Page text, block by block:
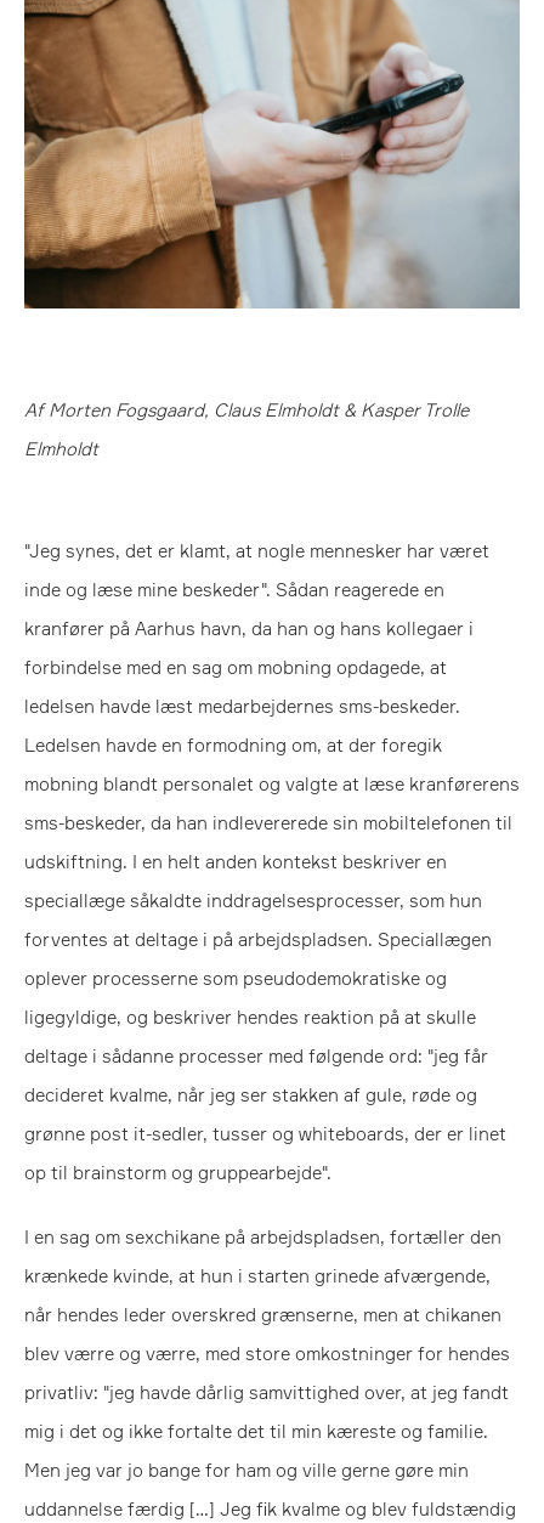
Af Morten Fogsgaard, Claus Elmholdt & Kasper Trolle
Elmholdt
"Jeg synes, det er klamt, at nogle mennesker har været
inde og læse mine beskeder". Sådan reagerede en
kranfører på Aarhus havn, da han og hans kollegaer i
forbindelse med en sag om mobning opdagede, at
ledelsen havde læst medarbejdernes sms-beskeder.
Ledelsen havde en formodning om, at der foregik
mobning blandt personalet og valgte at læse kranførerens
sms-beskeder, da han indlevererede sin mobiltelefonen til
udskiftning. I en helt anden kontekst beskriver en
speciallæge såkaldte inddragelsesprocesser, som hun
forventes at deltage i på arbejdspladsen. Speciallægen
oplever processerne som pseudodemokratiske og
ligegyldige, og beskriver hendes reaktion på at skulle
deltage i sådanne processer med følgende ord: "jeg får
decideret kvalme, når jeg ser stakken af gule, røde og
grønne post it-sedler, tusser og whiteboards, der er linet
op til brainstorm og gruppearbejde".
I en sag om sexchikane på arbejdspladsen, fortæller den
krænkede kvinde, at hun i starten grinede afværgende,
når hendes leder overskred grænserne, men at chikanen
blev værre og værre, med store omkostninger for hendes
privatliv: "jeg havde dårlig samvittighed over, at jeg fandt
mig i det og ikke fortalte det til min kæreste og familie.
Men jeg var jo bange for ham og ville gerne gøre min
uddannelse færdig […] Jeg fik kvalme og blev fuldstændig